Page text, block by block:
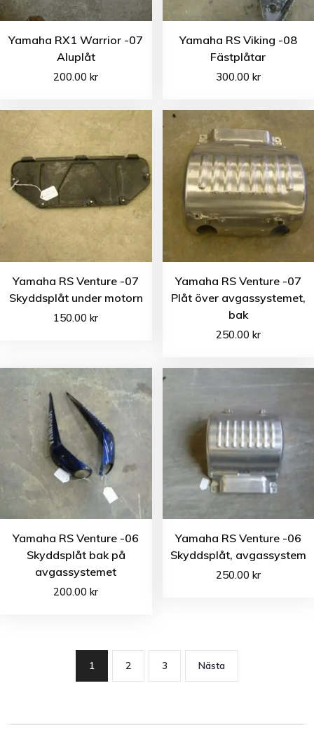
Yamaha RX1 Warrior -07
Aluplåt
200.00kr
Yamaha RS Viking -08
Fästplåtar
300.00 kr
Yamaha RS Venture -07
Skyddsplåt under motorn
150.00kr
Yamaha RS Venture -07
Plåt över avgassystemet,
bak
250.00 kr
Yamaha RS Venture -06
Skyddsplåt bak på
avgassystemet
200.00kr
Yamaha RS Venture -06
Skyddsplåt, avgassystem
250.00 kr
1 2 3 Nästa